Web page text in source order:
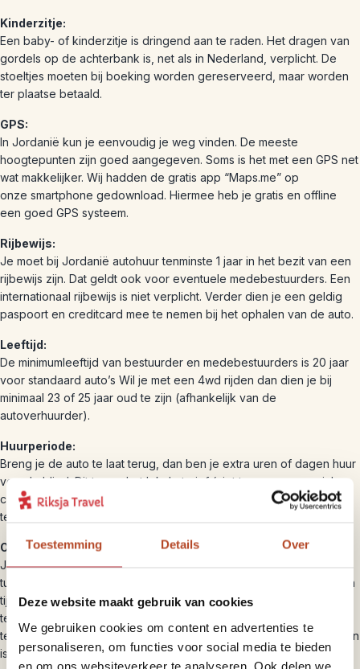
Toestemming Details Over
Deze website maakt gebruik van cookies
We gebruiken cookies om content en advertenties te
personaliseren, om functies voor social media te bieden
en om ons websiteverkeer te analyseren. Ook delen we
Kinderzitje:
Een baby- of kinderzitje is dringend aan te raden. Het dragen van
gordels op de achterbank is, net als in Nederland, verplicht. De
stoeltjes moeten bij boeking worden gereserveerd, maar worden
ter plaatse betaald.
GPS:
In Jordanië kun je eenvoudig je weg vinden. De meeste
hoogtepunten zijn goed aangegeven. Soms is het met een GPS net
wat makkelijker. Wij hadden de gratis app “Maps.me” op
onze smartphone gedownload. Hiermee heb je gratis en offline
een goed GPS systeem.
Rijbewijs:
Je moet bij Jordanië autohuur tenminste 1 jaar in het bezit van een
rijbewijs zijn. Dat geldt ook voor eventuele medebestuurders. Een
internationaal rijbewijs is niet verplicht. Verder dien je een geldig
paspoort en creditcard mee te nemen bij het ophalen van de auto.
Leeftijd:
De minimumleeftijd van bestuurder en medebestuurders is 20 jaar
voor standaard auto’s Wil je met een 4wd rijden dan dien je bij
minimaal 23 of 25 jaar oud te zijn (afhankelijk van de
autoverhuurder).
Huurperiode:
Breng je de auto te laat terug, dan ben je extra uren of dagen huur
verschuldigd. Dit tegen het lokale tarief (niet tegen ons speciale
contracttarief) en exclusief belastingen. Breng je de auto eerder
terug, dan is restitutie niet mogelijk.
Ophalen / terugbrengen:
Je kunt de auto ophalen op de luchthaven of bij een stadskantoor
tussen openingstijden. Doe dit wel binnen 1 uur na de afgesproken
tijd, wil je de reservering gehandhaafd zien. Onverhoopt later
terugbrengen van je auto kost je (een deel van) de hele dagprijs
tegen lokale tarieven. Aanname of teruggave buiten openingstijden
is niet mogelijk.